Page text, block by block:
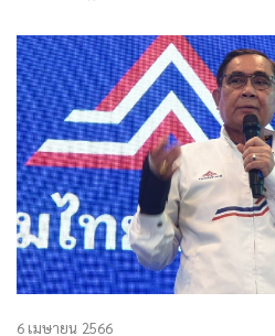
6 เมษายน 2566